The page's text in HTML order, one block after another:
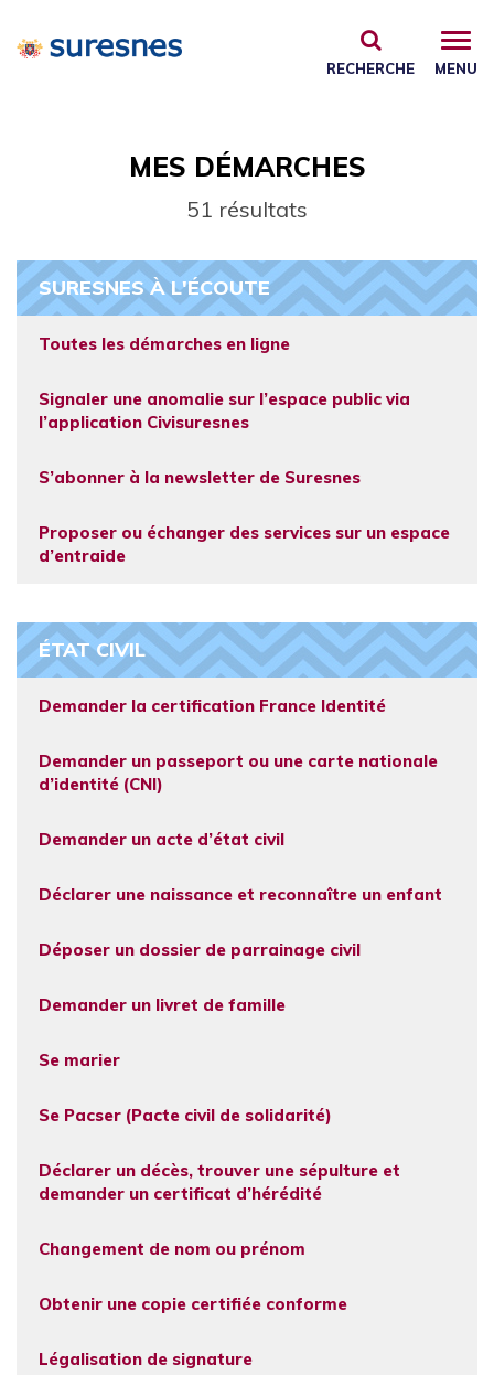
MENU
RECHERCHE
MES DÉMARCHES
51 résultats
SURESNES À L'ÉCOUTE
Toutes les démarches en ligne
Signaler une anomalie sur l’espace public via
l’application Civisuresnes
S’abonner à la newsletter de Suresnes
Proposer ou échanger des services sur un espace
d’entraide
ÉTAT CIVIL
Demander la certification France Identité
Demander un passeport ou une carte nationale
d’identité (CNI)
Demander un acte d’état civil
Déclarer une naissance et reconnaître un enfant
Déposer un dossier de parrainage civil
Demander un livret de famille
Se marier
Se Pacser (Pacte civil de solidarité)
Déclarer un décès, trouver une sépulture et
demander un certificat d’hérédité
Changement de nom ou prénom
Obtenir une copie certifiée conforme
Légalisation de signature